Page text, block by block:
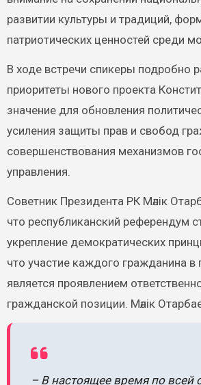
развитии культуры и традиций,
патриотических ценностей среди
В ходе встречи спикеры подробно
приоритеты нового проекта
значение для обновления
усиления защиты прав и свобод
совершенствования механизмов
управления.
Советник Президента РК Мәлік
что республиканский референдум
укрепление демократических
что участие каждого гражданина в
является проявлением
гражданской позиции. Мәлік
– В настоящее время по всей